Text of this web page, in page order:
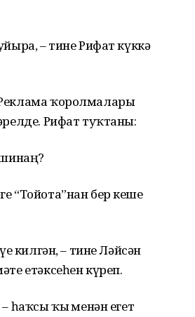
– тине Рифат күккә
ҡоролмалары
Рифат туҡтаны:
“Тойота”нан бер кеше
килгән, – тине Ләйсән
етәксеһен күреп.
һаҡсы ҡыҙ менән егет